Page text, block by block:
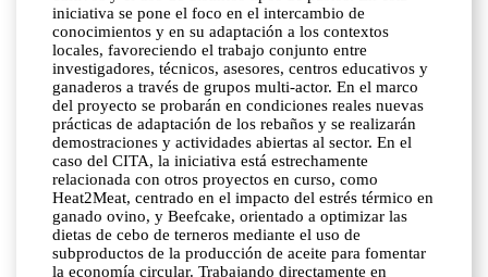
iniciativa se pone el foco en el intercambio de
conocimientos y en su adaptación a los contextos
locales, favoreciendo el trabajo conjunto entre
investigadores, técnicos, asesores, centros educativos y
ganaderos a través de grupos multi-actor. En el marco
del proyecto se probarán en condiciones reales nuevas
prácticas de adaptación de los rebaños y se realizarán
demostraciones y actividades abiertas al sector. En el
caso del CITA, la iniciativa está estrechamente
relacionada con otros proyectos en curso, como
Heat2Meat, centrado en el impacto del estrés térmico en
ganado ovino, y Beefcake, orientado a optimizar las
dietas de cebo de terneros mediante el uso de
subproductos de la producción de aceite para fomentar
la economía circular. Trabajando directamente en